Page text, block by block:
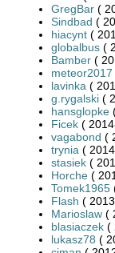
GregBar (
Sindbad (
hiacynt (
globalbus (
Bamber (
meteor2017
lavinka (
g.rygalski (
hansglopke
Ficek (
vagabond (
trynia (
stasiek (
Horche (
Tomek1965
Flash (
Marioslaw (
blasiaczek (
lukasz78 (